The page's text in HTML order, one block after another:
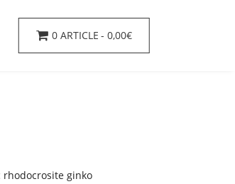
0 ARTICLE 0,00€
rhodocrosite ginko